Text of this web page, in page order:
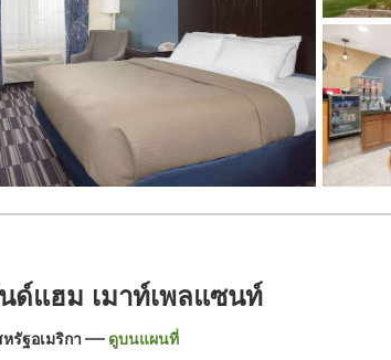
ด์แฮม เมาท์เพลแซนท์
รัฐอเมริกา ดูบนแผนที่